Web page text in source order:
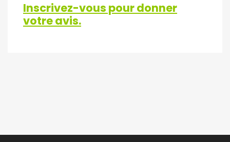
Inscrivez-vous pour donner
votre avis.